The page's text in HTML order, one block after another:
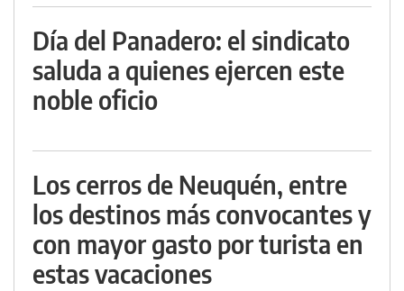
Día del Panadero: el sindicato
saluda a quienes ejercen este
noble oficio
Los cerros de Neuquén, entre
los destinos más convocantes y
con mayor gasto por turista en
estas vacaciones